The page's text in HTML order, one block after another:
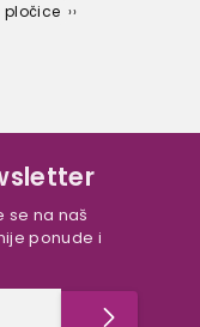
pločice
se na naš
ponude i